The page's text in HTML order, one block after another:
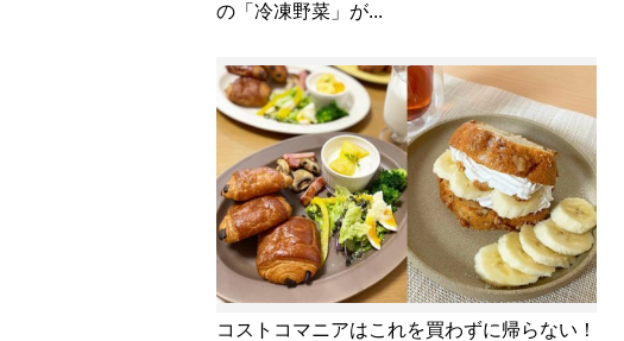
の「冷凍野菜」が...
コストコマニアはこれを買わずに帰らない！